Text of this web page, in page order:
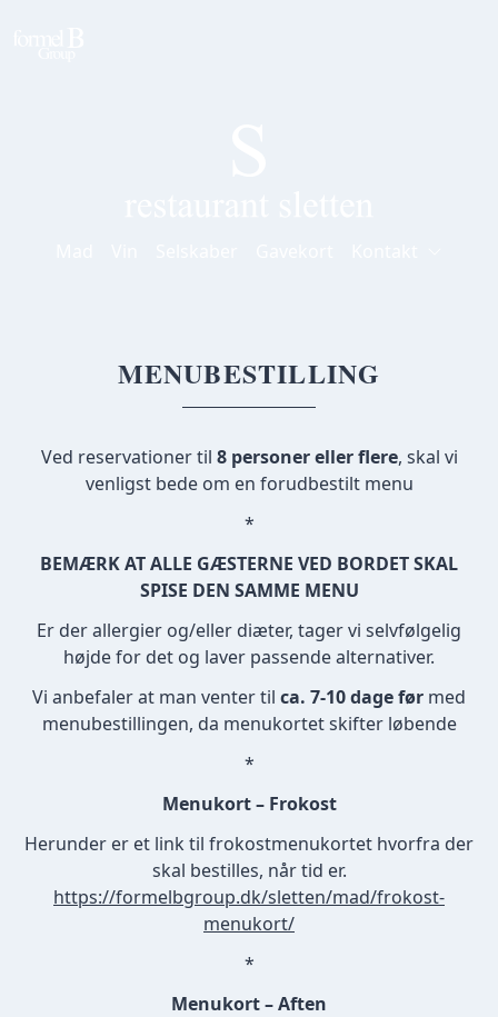
MENUBESTILLING
Ved reservationer til 8 personer eller flere, skal vi
venligst bede om en forudbestilt menu
*
BEMÆRK AT ALLE GÆSTERNE VED BORDET SKAL
SPISE DEN SAMME MENU
Er der allergier og/eller diæter, tager vi selvfølgelig
højde for det og laver passende alternativer.
Vi anbefaler at man venter til ca. 7-10 dage før med
menubestillingen, da menukortet skifter løbende
*
Menukort – Frokost
Herunder er et link til frokostmenukortet hvorfra der
skal bestilles, når tid er.
https://formelbgroup.dk/sletten/mad/frokost-
menukort/
*
Menukort – Aften